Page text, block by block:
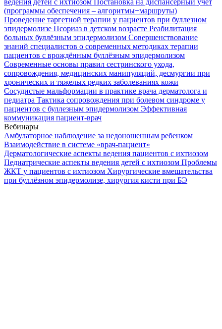
ведения детей с ихтиозом Постановка на диспансерный учет
(программы обеспечения – алгоритмы+маршруты)
Проведение таргетной терапии у пациентов при буллезном
эпидермолизе Псориаз в детском возрасте Реабилитация
больных буллёзным эпидермолизом Совершенствование
знаний специалистов о современных методиках терапии
пациентов с врождённым буллёзным эпидермолизом
Современные основы правил сестринского ухода,
сопровождения, медицинских манипуляций, десмургии при
хронических и тяжелых редких заболеваниях кожи
Сосудистые мальформации в практике врача дерматолога и
педиатра Тактика сопровождения при болевом синдроме у
пациентов с буллезным эпидермолизом Эффективная
коммуникация пациент-врач
Вебинары
Амбулаторное наблюдение за недоношенным ребенком
Взаимодействие в системе «врач-пациент»
Дерматологические аспекты ведения пациентов с ихтиозом
Педиатрические аспекты ведения детей с ихтиозом Проблемы
ЖКТ у пациентов с ихтиозом Хирургические вмешательства
при буллёзном эпидермолизе, хирургия кисти при БЭ